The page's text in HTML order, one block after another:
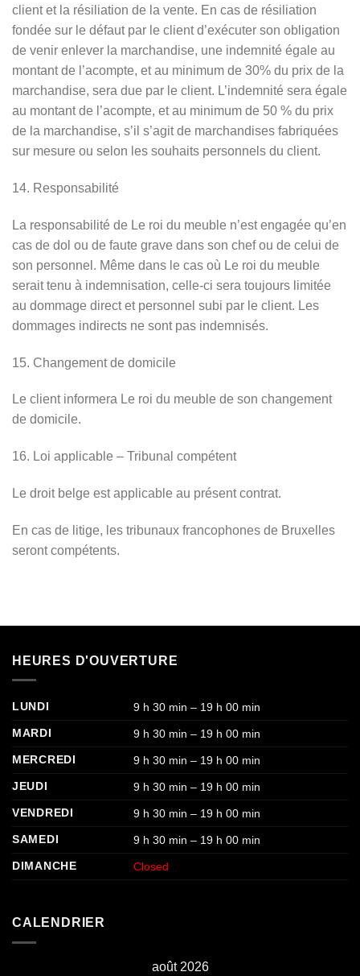
client et la résiliation de la vente. En cas de résiliation
fondée sur le défaut par le client d’exécuter son obligation
de venir enlever la marchandise, une indemnité égale au
montant de l’acompte, et au minimum de 30% du prix de la
marchandise, sera due par le client. L’indemnité sera égale
au montant de l’acompte, et au minimum de 50 % du prix
de la marchandise, s’il s’agit de marchandises fabriquées
sur mesure ou selon les souhaits personnels du client.
14. Responsabilité
La responsabilité de Le roi du meuble n’est engagée qu’en
cas de dol ou de faute grave dans son chef ou de celui de
son personnel. Même dans le cas où Le roi du meuble
serait tenu à indemnisation, celle-ci sera toujours limitée
au dommage direct et personnel subi par le client. Les
dommages indirects ne sont pas indemnisés.
15. Changement de domicile
Le client informera Le roi du meuble de son changement
de domicile.
16. Loi applicable – Tribunal compétent
Le droit belge est applicable au présent contrat.
En cas de litige, les tribunaux francophones de Bruxelles
seront compétents.
HEURES D'OUVERTURE
LUNDI
9 h 30 min – 19 h 00 min
MARDI
9 h 30 min – 19 h 00 min
MERCREDI
9 h 30 min – 19 h 00 min
JEUDI
9 h 30 min – 19 h 00 min
VENDREDI
9 h 30 min – 19 h 00 min
SAMEDI
9 h 30 min – 19 h 00 min
DIMANCHE
Closed
CALENDRIER
août 2026